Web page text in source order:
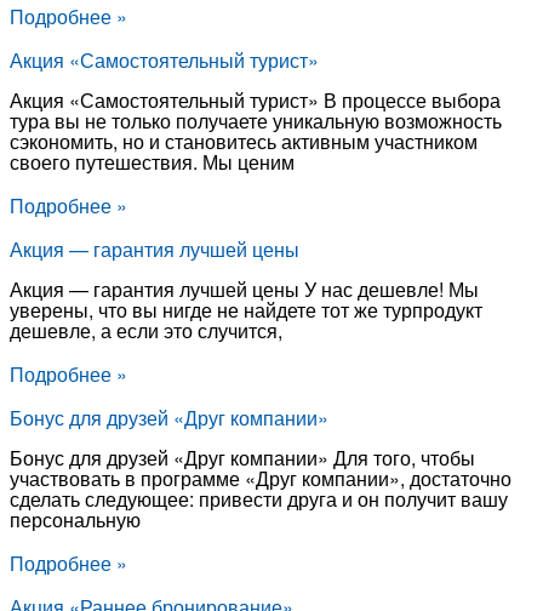
Подробнее »
Акция «Самостоятельный турист»
Акция «Самостоятельный турист» В процессе выбора
тура вы не только получаете уникальную возможность
сэкономить, но и становитесь активным участником
своего путешествия. Мы ценим
Подробнее »
Акция — гарантия лучшей цены
Акция — гарантия лучшей цены У нас дешевле! Мы
уверены, что вы нигде не найдете тот же турпродукт
дешевле, а если это случится,
Подробнее »
Бонус для друзей «Друг компании»
Бонус для друзей «Друг компании» Для того, чтобы
участвовать в программе «Друг компании», достаточно
сделать следующее: привести друга и он получит вашу
персональную
Подробнее »